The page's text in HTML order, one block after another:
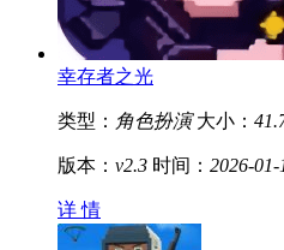
幸存者之光
类型： 角色扮演 大小：
版本： v2.3 时间： 2026-
详 情